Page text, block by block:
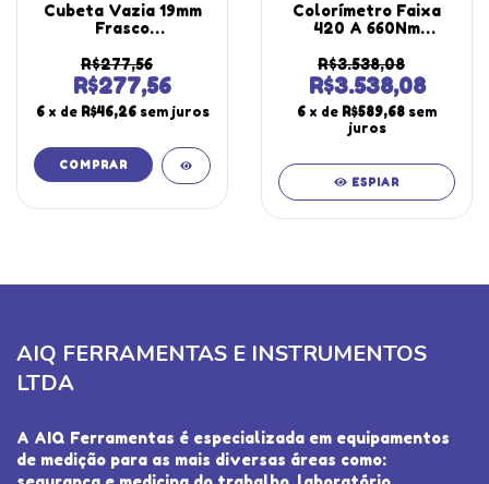
Cubeta Vazia 19mm
Frasco
Utilizada Clorímetro
C-300 Instrutherm
R$277,56
R$277,56
6 x de R$46,26 sem juros
Colorímetro Faixa
420 A 660Nm
Fotoelétrica Display
Led C-200 Portátil
Instrutherm
R$3.538,08
R$3.538,08
6 x de R$589,68 sem
juros
ESPIAR
AIQ FERRAMENTAS E INSTRUMENTOS
LTDA
A AIQ Ferramentas é especializada em equipamentos
de medição para as mais diversas áreas como: